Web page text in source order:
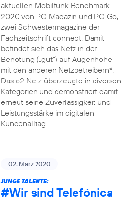
aktuellen Mobilfunk Benchmark
2020 von PC Magazin und PC Go,
zwei Schwestermagazine der
Fachzeitschrift connect. Damit
befindet sich das Netz in der
Benotung („gut“) auf Augenhöhe
mit den anderen Netzbetreibern*.
Das o2 Netz überzeugte in diversen
Kategorien und demonstriert damit
erneut seine Zuverlässigkeit und
Leistungsstärke im digitalen
Kundenalltag.
02. März 2020
JUNGE TALENTE:
#Wirsind Telefónica